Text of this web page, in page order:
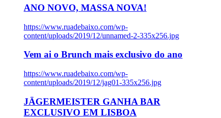
ANO NOVO, MASSA NOVA!
https://www.ruadebaixo.com/wp-
content/uploads/2019/12/unnamed-2-335x256.jpg
Vem ai o Brunch mais exclusivo do ano
https://www.ruadebaixo.com/wp-
content/uploads/2019/12/jag01-335x256.jpg
JÄGERMEISTER GANHA BAR
EXCLUSIVO EM LISBOA